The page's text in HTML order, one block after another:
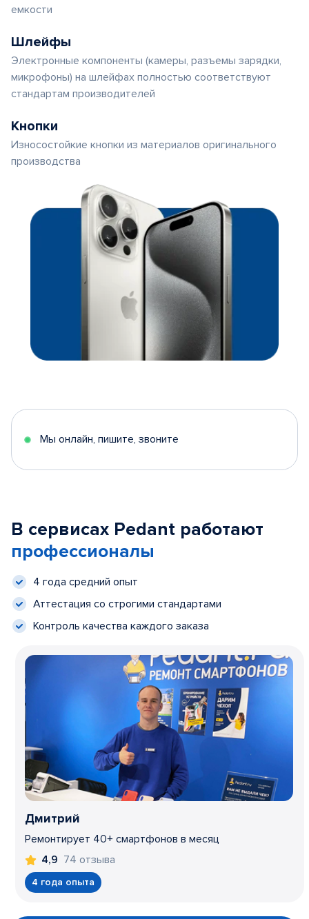
емкости
Шлейфы
Электронные компоненты (камеры, разъемы зарядки,
микрофоны) на шлейфах полностью соответствуют
стандартам производителей
Кнопки
Износостойкие кнопки из материалов оригинального
производства
Мы онлайн, пишите, звоните
В сервисах Pedant работают
профессионалы
4 года средний опыт
Аттестация со строгими стандартами
Контроль качества каждого заказа
Дмитрий
Ремонтирует 40+ смартфонов в месяц
4,9 74 отзыва
4 года опыта